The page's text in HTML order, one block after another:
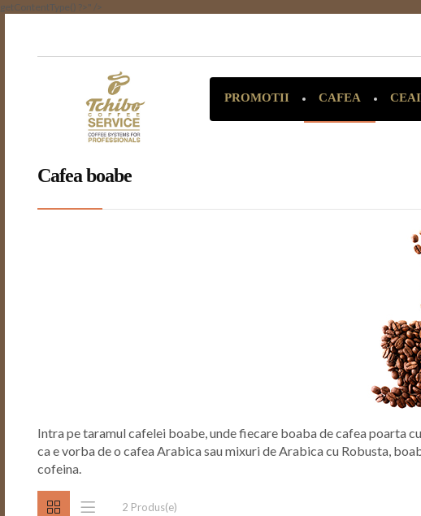
getContentType() ?>" />
PROMOTII CAFEA CEAI
Cafea boabe
Intra pe taramul cafelei boabe, unde fiecare boaba de cafea poarta
ca e vorba de o cafea Arabica sau mixuri de Arabica cu Robusta,
cofeina.
2 Produs(e)